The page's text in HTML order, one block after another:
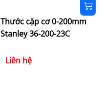
Thước cặp cơ 0-200mm
Stanley 36-200-23C
Liên hệ